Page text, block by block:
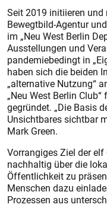
Seit 2019 initiieren und
Bewegtbild-Agentur
im „Neu West Berlin
Ausstellungen und
pandemiebedingt in
haben sich die beiden
„alternative Nutzung“
„Neu West Berlin
gegründet. „Die Basis
Unsichtbares sichtbar
Mark Green.
Vorrangiges Ziel der
nachhaltig über die
Öffentlichkeit zu
Menschen dazu
Prozessen aus